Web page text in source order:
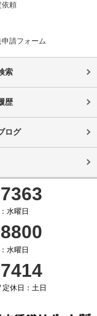
依頼
申請フォーム
索
歴
ログ
水曜日
水曜日
休日：土日